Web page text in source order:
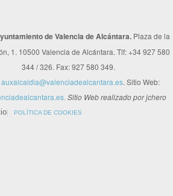
de Valencia de Alcántara. Plaza de la
1. 10500 Valencia de Alcántara. Tlf: +34 927 580
344 / 326. Fax: 927 580 349.
auxalcaldia@valenciadealcantara.es. Sitio Web:
Sitio Web realizado por jchero
POLÍTICA DE COOKIES